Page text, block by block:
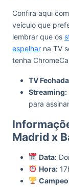
Confira aqui
veículo que
lembrar que os
espelhar na TV
tenha
TV
Streaming:
para
Madrid x
Data:
Hora: